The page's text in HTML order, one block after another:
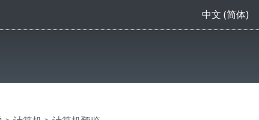
中文 (简体)